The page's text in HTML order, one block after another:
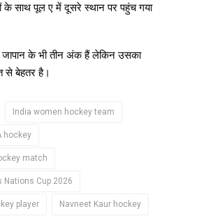
के साथ पूल ए में दूसरे स्थान पर पहुंच गया
जापान के भी तीन अंक हैं लेकिन उसका
से बेहतर है।
India women hockey team
hockey
match
Nations Cup 2026
player Navneet Kaur hockey